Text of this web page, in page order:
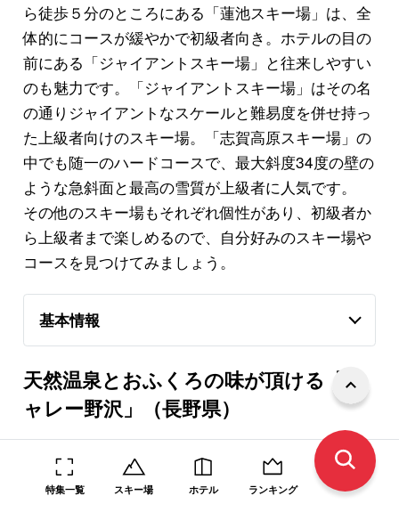
ら徒歩５分のところにある「蓮池スキー場」は、全
体的にコースが緩やかで初級者向き。ホテルの目の
前にある「ジャイアントスキー場」と往来しやすい
のも魅力です。「ジャイアントスキー場」はその名
の通りジャイアントなスケールと難易度を併せ持っ
た上級者向けのスキー場。「志賀高原スキー場」の
中でも随一のハードコースで、最大斜度34度の壁の
ような急斜面と最高の雪質が上級者に人気です。
その他のスキー場もそれぞれ個性があり、初級者か
ら上級者まで楽しめるので、自分好みのスキー場や
コースを見つけてみましょう。
基本情報
天然温泉とおふくろの味が頂ける「シ
ャレー野沢」（長野県）
特集一覧 スキー場 ホテル ランキング